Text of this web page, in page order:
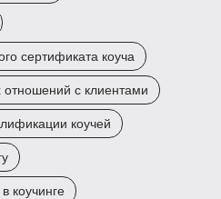
сертификата коуча
с клиентами
коучей
коучинге